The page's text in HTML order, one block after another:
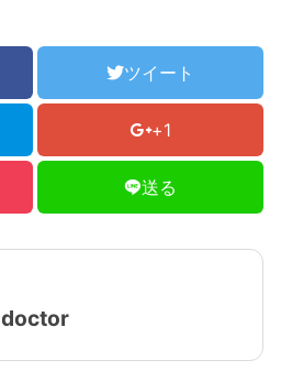
ツイート
+1
送る
doctor